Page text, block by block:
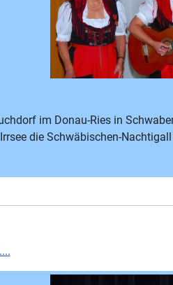
im Donau-Ries in
die Schwäbischen-